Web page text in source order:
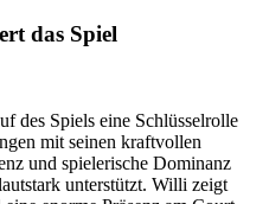
das Spiel
des Spiels eine Schlüsselrolle
mit seinen kraftvollen
und spielerische Dominanz
unterstützt. Willi zeigt